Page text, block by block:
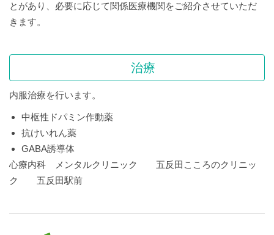
とがあり、必要に応じて関係医療機関をご紹介させていただ
きます。
治療
内服治療を行います。
中枢性ドパミン作動薬
抗けいれん薬
GABA誘導体
心療内科 メンタルクリニック 五反田こころのクリニッ
ク 五反田駅前